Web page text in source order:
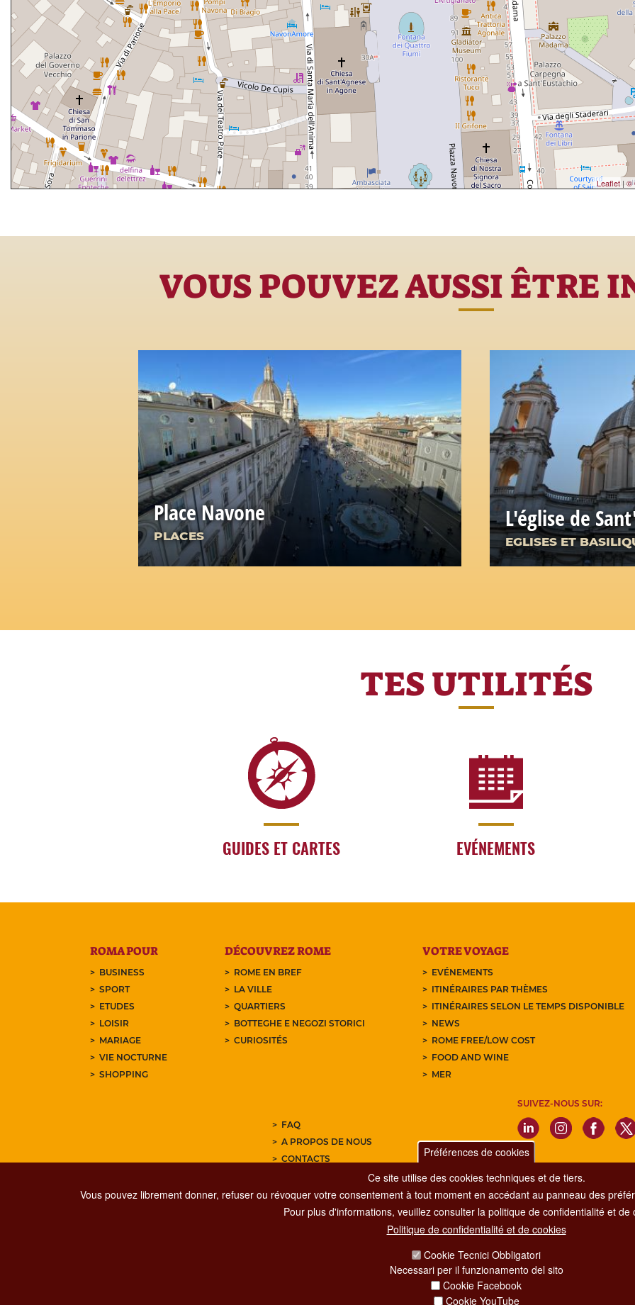
Leaflet | ©
VOUS POUVEZ AUSSI ÊTRE
Place Navone
PLACES
L'un des complexes urbains les plus
L'église de
EGLISES ET
TES UTILITÉS
GUIDES ET CARTES EVÉNEMENTS
ROMA POUR
BUSINESS
SPORT
ETUDES
LOISIR
MARIAGE
VIE NOCTURNE
SHOPPING
DÉCOUVREZ ROME
ROME EN BREF
LA VILLE
QUARTIERS
BOTTEGHE E NEGOZI STORICI
CURIOSITÉS
VOTRE VOYAGE
EVÉNEMENTS
ITINÉRAIRES PAR THÈMES
ITINÉRAIRES SELON LE TEMPS DISPONIBLE
NEWS
ROME FREE/LOW COST
FOOD AND WINE
MER
FAQ
A PROPOS DE NOUS
CONTACTS
ABONNEZ-VOUS À NOTRE NEWSLETTER
SUIVEZ-NOUS SUR:
Dipartimento Grandi Eventi, Sport, Turismo e Moda.
Via di San Basilio, 51
00187 Roma
Préférences de cookies
Ce site utilise des cookies techniques et de tiers.
Vous pouvez librement donner, refuser ou révoquer votre consentement à tout moment en accédant au panneau des
Pour plus d'informations, veuillez consulter la politique de confidentialité et de
Politique de confidentialité et de cookies
Cookie Tecnici Obbligatori
Necessari per il funzionamento del sito
Cookie Facebook
Cookie YouTube